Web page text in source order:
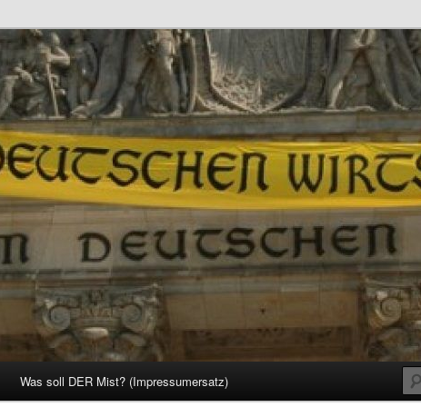
Was soll DER Mist? (Impressumersatz)